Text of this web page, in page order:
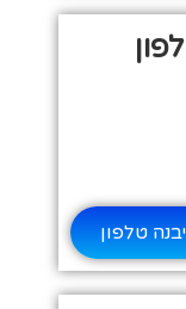
טלפון